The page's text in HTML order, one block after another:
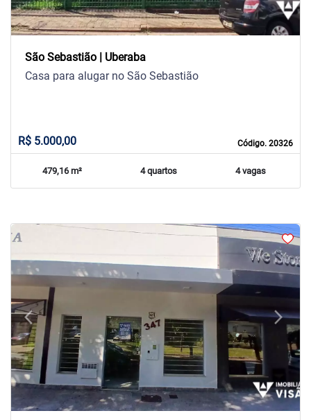
São Sebastião | Uberaba
Código. 20326
Casa para alugar no São Sebastião
R$ 5.000,00
479,16 m² 4 quartos 4 vagas
arrow_back_iosPrevious arrow_forward_iosNext